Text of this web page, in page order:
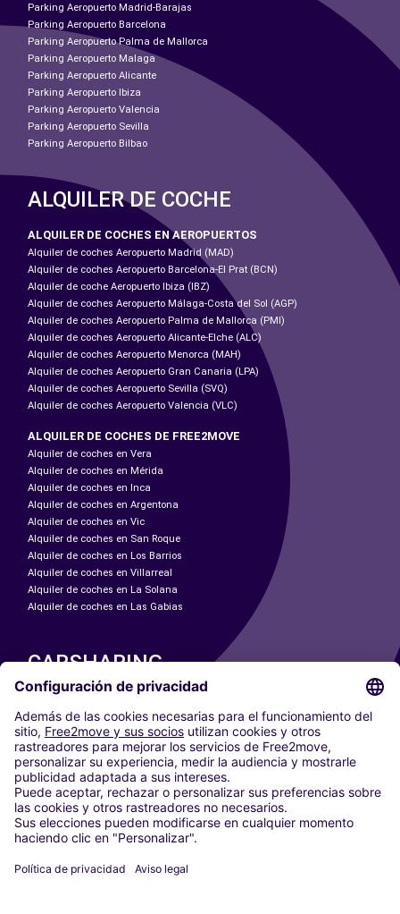
Parking Aeropuerto Madrid-Barajas
Parking Aeropuerto Barcelona
Parking Aeropuerto Palma de Mallorca
Parking Aeropuerto Malaga
Parking Aeropuerto Alicante
Parking Aeropuerto Ibiza
Parking Aeropuerto Valencia
Parking Aeropuerto Sevilla
Parking Aeropuerto Bilbao
ALQUILER DE COCHE
ALQUILER DE COCHES EN AEROPUERTOS
Alquiler de coches Aeropuerto Madrid (MAD)
Alquiler de coches Aeropuerto Barcelona-El Prat (BCN)
Alquiler de coche Aeropuerto Ibiza (IBZ)
Alquiler de coches Aeropuerto Málaga-Costa del Sol (AGP)
Alquiler de coches Aeropuerto Palma de Mallorca (PMI)
Alquiler de coches Aeropuerto Alicante-Elche (ALC)
Alquiler de coches Aeropuerto Menorca (MAH)
Alquiler de coches Aeropuerto Gran Canaria (LPA)
Alquiler de coches Aeropuerto Sevilla (SVQ)
Alquiler de coches Aeropuerto Valencia (VLC)
ALQUILER DE COCHES DE FREE2MOVE
Alquiler de coches en Vera
Alquiler de coches en Mérida
Alquiler de coches en Inca
Alquiler de coches en Argentona
Alquiler de coches en Vic
Alquiler de coches en San Roque
Alquiler de coches en Los Barrios
Alquiler de coches en Villarreal
Alquiler de coches en La Solana
Alquiler de coches en Las Gabias
CARSHARING
NUESTRAS CIUDADES
Paris
Madrid
Washington DC
Milán
Roma
Turín
Viena
Berlín
Düsseldorf